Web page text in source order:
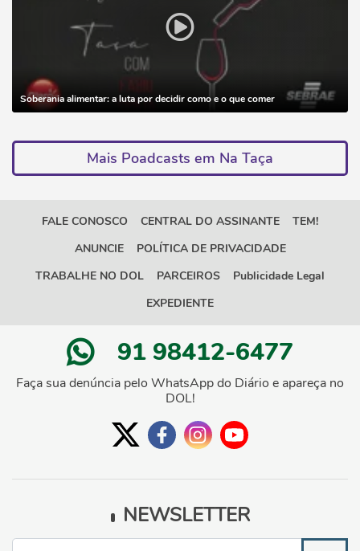
Soberania alimentar: a luta por decidir como e o que comer
Mais Poadcasts em Na Taça
FALE CONOSCO CENTRAL DO ASSINANTE
TEM!
ANUNCIE
POLÍTICA DE PRIVACIDADE
TRABALHE NO DOL
PARCEIROS
Publicidade Legal
EXPEDIENTE
91 98412-6477
Faça sua denúncia pelo WhatsApp do Diário e apareça no
DOL!
NEWSLETTER